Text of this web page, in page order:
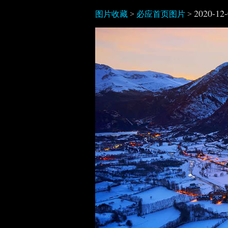
图片收藏 > 必应首页图片 > 2020-